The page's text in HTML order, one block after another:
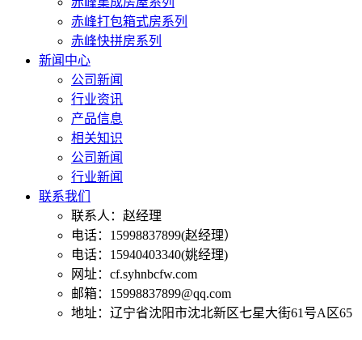
赤峰打包箱式房系列
赤峰快拼房系列
新闻中心
公司新闻
行业资讯
产品信息
相关知识
公司新闻
行业新闻
联系我们
联系人：赵经理
电话：15998837899(赵经理）
电话：15940403340(姚经理)
网址：cf.syhnbcfw.com
邮箱：15998837899@qq.com
地址：辽宁省沈阳市沈北新区七星大街61号A区65